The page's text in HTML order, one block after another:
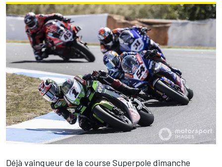
Déjà vainqueur de la course Superpole dimanche